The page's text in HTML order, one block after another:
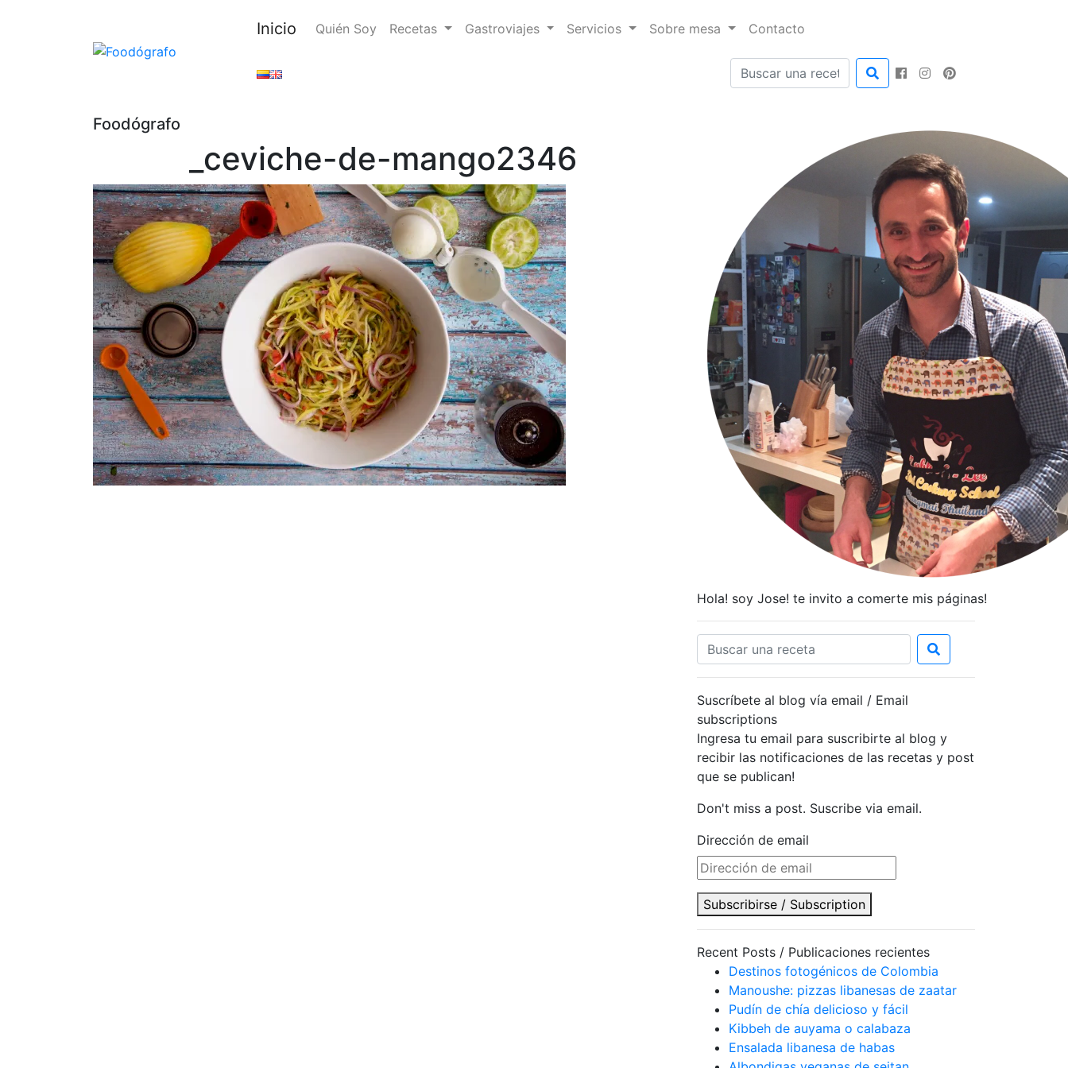
Inicio Quién Soy Recetas Gastroviajes Servicios Sobre mesa Contacto
Foodógrafo
_ceviche-de-mango2346
Hola! soy Jose! te invito a comerte mis páginas!
Suscríbete al blog vía email / Email
subscriptions
Ingresa tu email para suscribirte al blog y
recibir las notificaciones de las recetas y post
que se publican!
Don't miss a post. Suscribe via email.
Dirección de email
Subscribirse / Subscription
Recent Posts / Publicaciones recientes
Destinos fotogénicos de Colombia
Manoushe: pizzas libanesas de zaatar
Pudín de chía delicioso y fácil
Kibbeh de auyama o calabaza
Ensalada libanesa de habas